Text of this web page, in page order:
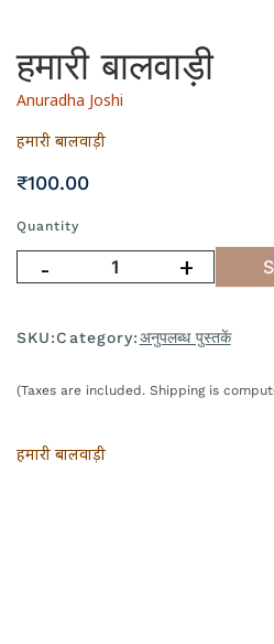
हमारी बालवाड़ी
Anuradha Joshi
हमारी बालवाड़ी
₹100.00
Quantity
- +
SKU:Category:अनुपलब्ध पुस्तकें
(Taxes are included. Shipping is
हमारी बालवाड़ी